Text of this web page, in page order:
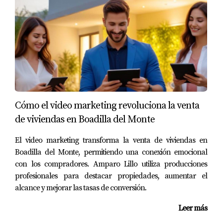
en La Garena:
Caso 1: Ajuste de precio y mejoras estéticas
Una familia tenía su casa en venta durante seis meses sin
recibir ofertas. Tras analizar el mercado y ajustar el
precio, decidieron invertir en algunas mejoras estéticas
mes, recibieron varias ofertas y finalmente vendieron su
casa a un buen precio.
Caso 2: Estrategia digital efectiva
Otra pareja decidió vender su vivienda utilizando
plataformas digitales y redes sociales. Crearon un video
tour atractivo y compartieron fotos profesionales.
Gracias a esta estrategia innovadora, lograron vender su
Cómo el video marketing revoluciona la venta
de viviendas en Boadilla del Monte
El video marketing transforma la venta de viviendas en
Boadilla del Monte, permitiendo una conexión emocional
con los compradores. Amparo Lillo utiliza producciones
profesionales para destacar propiedades, aumentar el
alcance y mejorar las tasas de conversión.
Leer más